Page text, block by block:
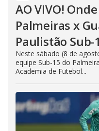
AO VIVO!
Palmeiras x
Paulistão Sub-
Neste sábado (8 de
equipe Sub-15 do
Academia de Futebol...